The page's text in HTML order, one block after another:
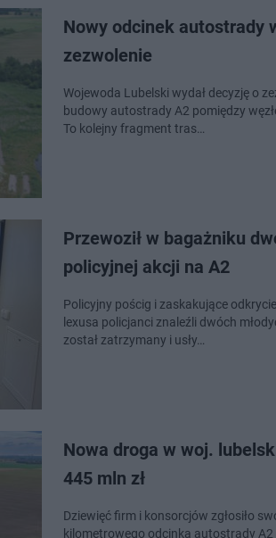
Nowy odcinek autostrady
zezwolenie
Wojewoda Lubelski wydał decyzję o
budowy autostrady A2 pomiędzy
To kolejny fragment tras…
Przewoził w bagażniku
policyjnej akcji na A2
Policyjny pościg i zaskakujące
lexusa policjanci znaleźli dwóch
został zatrzymany i usły…
Nowa droga w woj.
445 mln zł
Dziewięć firm i konsorcjów zgłosiło
kilometrowego odcinka autostrady A2